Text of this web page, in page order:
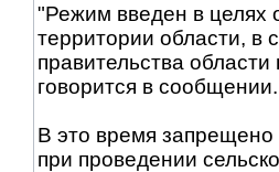
"Режим введен в целях
территории области, в
правительства
говорится в сообщении.
В это время запрещено
при проведении